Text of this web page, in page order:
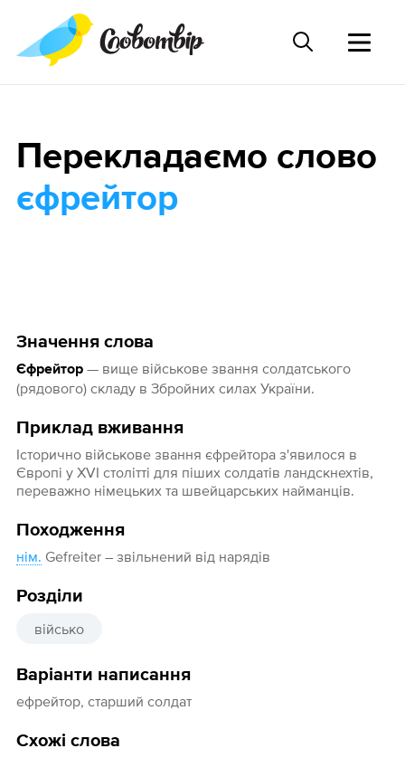
Значення слова
Єфрейтор— вище військове звання солдатського
(рядового) складу в Збройних силах України.
Приклад вживання
Історично військове звання єфрейтора з'явилося в
Європі у XVI столітті для піших солдатів ландскнехтів,
переважно німецьких та швейцарських найманців.
Походження
нім. Gefreiter – звільнений від нарядів
Розділи
військо
Варіанти написання
ефрейтор, старший солдат
Схожі слова
Перекладаємо слово
єфрейтор